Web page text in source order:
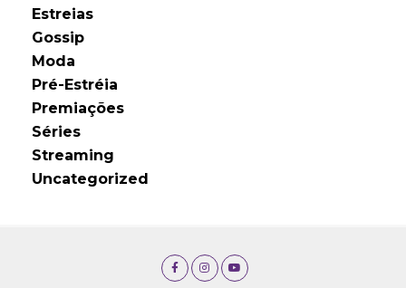
Estreias
Gossip
Moda
Pré-Estréia
Premiações
Séries
Streaming
Uncategorized